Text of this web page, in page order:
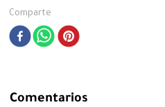
Comparte
Comentarios